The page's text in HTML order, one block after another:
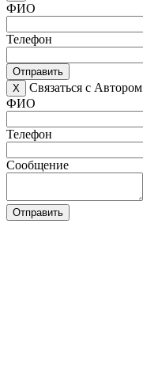
ФИО
Телефон
Отправить
X
Связаться с Автором
ФИО
Телефон
Сообщение
Отправить